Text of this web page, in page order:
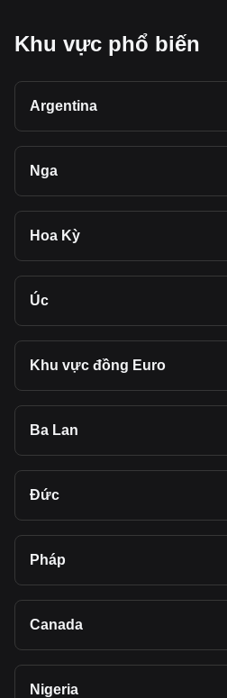
Khu vực phổ biến
Argentina
Nga
Hoa Kỳ
Úc
Khu vực đồng Euro
Ba Lan
Đức
Pháp
Canada
Nigeria